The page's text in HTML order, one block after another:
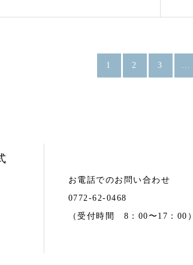
1 2 3 …
お電話でのお問い合わせ
0772-62-0468
（受付時間 8：00〜17：00）